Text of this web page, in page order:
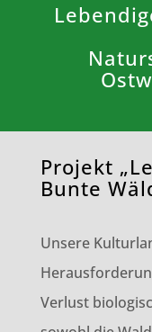
Projekt
Bunte
Unsere
Verlust